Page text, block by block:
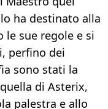
ha destinato alla
le sue regole e si
perfino dei
sono stati la
di Asterix,
palestra e allo